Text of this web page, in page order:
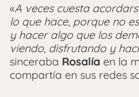
«A veces cuesta
lo que hace, porque no
y hacer algo que los
viendo, disfrutando y
sinceraba Rosalía en la
compartía en sus redes